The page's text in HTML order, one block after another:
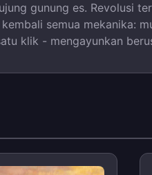
gunung es. Revolusi
semua mekanika:
klik - mengayunkan